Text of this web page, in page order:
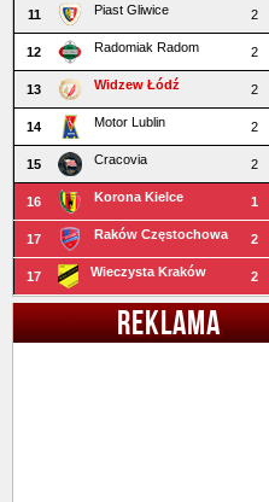
11 Piast Gliwice 2
12 Radomiak Radom 2
13 Widzew Łódź 2
14 Motor Lublin 2
15 Cracovia 2
16 Korona Kielce 1
17 Raków Częstochowa 2
17 Wieczysta Kraków 2
REKLAMA